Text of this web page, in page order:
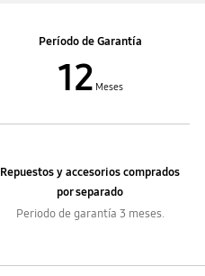
Período de Garantía
12 Meses
Repuestos y accesorios comprados
por separado
Periodo de garantía 3 meses.